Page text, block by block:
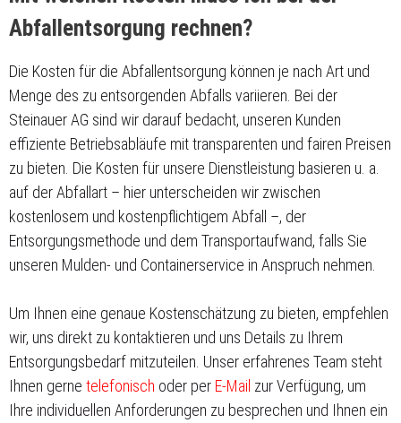
Abfallentsorgung rechnen?
Die Kosten für die Abfallentsorgung können je nach Art und
Menge des zu entsorgenden Abfalls variieren. Bei der
Steinauer AG sind wir darauf bedacht, unseren Kunden
effiziente Betriebsabläufe mit transparenten und fairen Preisen
zu bieten. Die Kosten für unsere Dienstleistung basieren u. a.
auf der Abfallart – hier unterscheiden wir zwischen
kostenlosem und kostenpflichtigem Abfall –, der
Entsorgungsmethode und dem Transportaufwand, falls Sie
unseren Mulden- und Containerservice in Anspruch nehmen.
Um Ihnen eine genaue Kostenschätzung zu bieten, empfehlen
wir, uns direkt zu kontaktieren und uns Details zu Ihrem
Entsorgungsbedarf mitzuteilen. Unser erfahrenes Team steht
Ihnen gerne telefonisch oder per E-Mail zur Verfügung, um
Ihre individuellen Anforderungen zu besprechen und Ihnen ein